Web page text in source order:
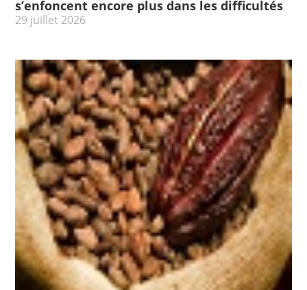
s’enfoncent encore plus dans les difficultés
29 juillet 2026